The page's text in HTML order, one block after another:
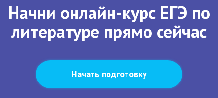
Начни онлайн-курс ЕГЭ по
литературе прямо сейчас
Начать подготовку